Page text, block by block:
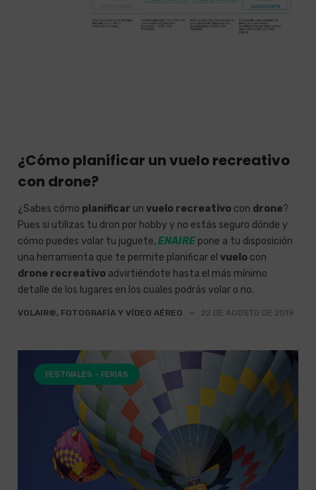
¿Cómo planificar un vuelo recreativo
con drone?
¿Sabes cómo planificar un vuelo recreativo con drone?
Pues si utilizas tu dron por hobby y no estás seguro dónde y
cómo puedes volar tu juguete,ENAIRE pone a tu disposición
una herramienta que te permite planificar el vuelo con
drone recreativo advirtiéndote hasta el más mínimo
detalle de los lugares en los cuales podrás volar o no.
VOLAIR®, FOTOGRAFÍA Y VÍDEO AÉREO — 22 DE AGOSTO DE 2019
FESTIVALES - FERIAS